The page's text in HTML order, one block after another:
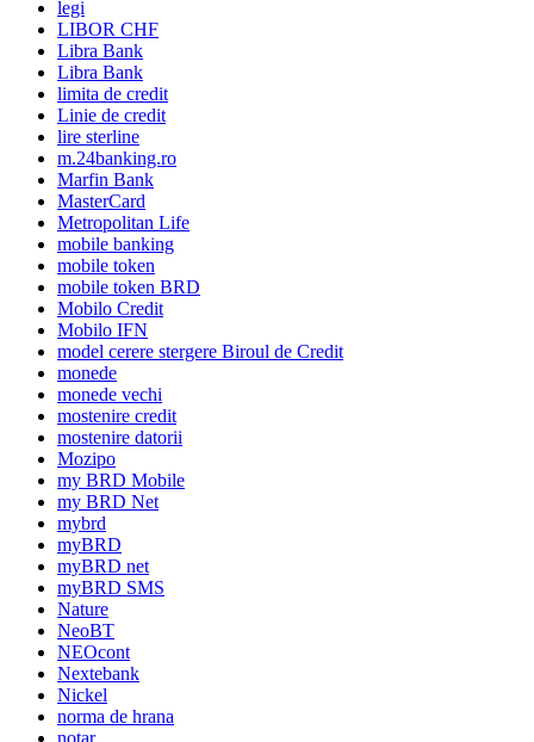
legi
LIBOR CHF
Libra Bank
Libra Bank
limita de credit
Linie de credit
lire sterline
m.24banking.ro
Marfin Bank
MasterCard
Metropolitan Life
mobile banking
mobile token
mobile token BRD
Mobilo Credit
Mobilo IFN
model cerere stergere Biroul de Credit
monede
monede vechi
mostenire credit
mostenire datorii
Mozipo
my BRD Mobile
my BRD Net
mybrd
myBRD
myBRD net
myBRD SMS
Nature
NeoBT
NEOcont
Nextebank
Nickel
norma de hrana